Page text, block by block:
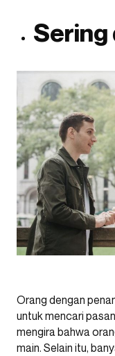
Sering
Orang dengan
untuk mencari
mengira bahwa
main. Selain itu,